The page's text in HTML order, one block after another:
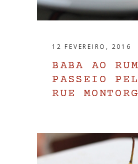
12 FEVEREIRO, 2016
BABA AO
PASSEIO
RUE